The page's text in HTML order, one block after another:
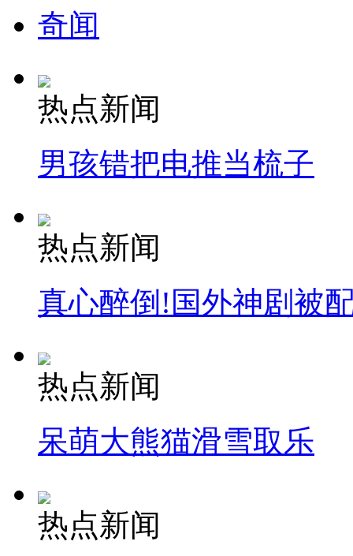
女孩北京地铁殴打老人 痛下狠手拳打脚踢
无痛分娩是否安全 医生回应
走！跟着总书记去植树
纽约上演“枕头大战”
奇闻
热点新闻
男孩错把电推当梳子
热点新闻
真心醉倒!国外神剧被
热点新闻
呆萌大熊猫滑雪取乐
热点新闻